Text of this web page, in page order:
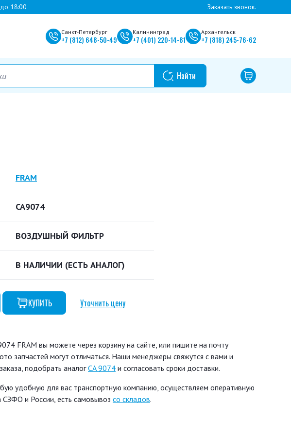
18:00 Заказать звонок.
Санкт-Петербург
+7 (812) 648-50-49
Калининград
+7 (401) 220-14-81
Архангельск
+7 (818) 245-76-62
FRAM
CA9074
ВОЗДУШНЫЙ ФИЛЬТР
В НАЛИЧИИ (ЕСТЬ АНАЛОГ)
КУПИТЬ Уточнить цену
FRAM вы можете через корзину на сайте, или пишите на почту
запчастей могут отличаться. Наши менеджеры свяжутся с вами и
подобрать аналогCA 9074 и согласовать сроки доставки.
удобную для вас транспортную компанию, осуществляем оперативную
СЗФО и России, есть самовывоз со складов.